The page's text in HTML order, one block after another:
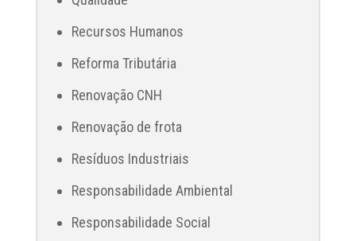
Recursos Humanos
Reforma Tributária
Renovação CNH
Renovação de frota
Resíduos Industriais
Responsabilidade Ambiental
Responsabilidade Social